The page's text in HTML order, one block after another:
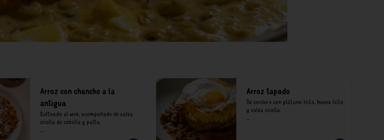
Arroz con chancho a la
antigua
Salteado al wok, acompañado de salsa
criolla de cebolla y palta.
*Nuestros precios están expresados en
Arroz tapado
De cordero con plátano frito, huevo frito
y salsa criolla.